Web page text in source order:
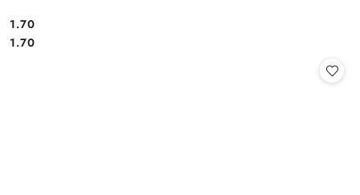
Cena:
1.70
Cena:
1.70